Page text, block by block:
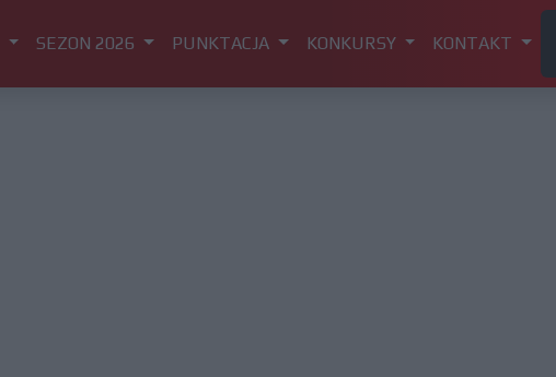
SEZON 2026 PUNKTACJA KONKURSY KONTAKT